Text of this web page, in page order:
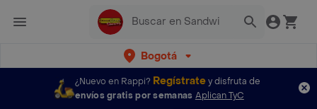
Bogotá
¿Nuevo en Rappi? Regístratey disfruta de
envíos gratis por semanas Aplican TyC